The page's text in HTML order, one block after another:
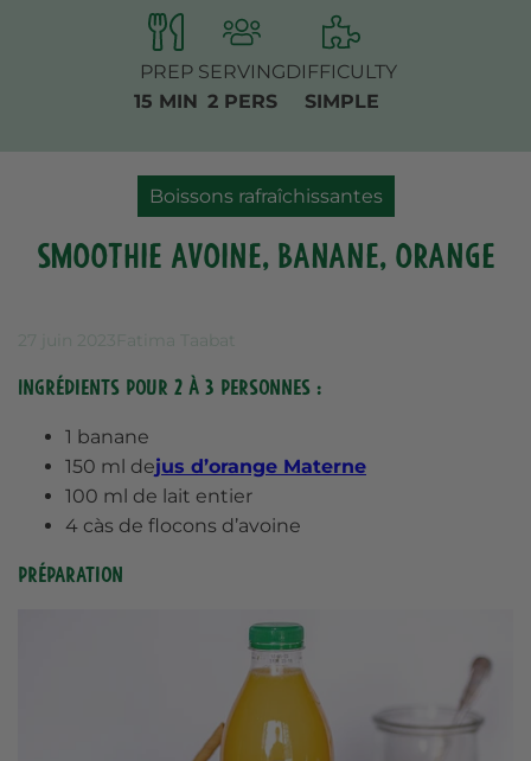
DIFFICULTY
SIMPLE
PREP
15 MIN
SERVING
2 PERS
Boissons rafraîchissantes
Smoothie avoine, banane, orange
27 juin 2023 Fatima Taabat
Ingrédients pour 2 à 3 personnes :
1 banane
150 ml dejus d’orange Materne
100 ml de lait entier
4 càs de flocons d’avoine
Préparation